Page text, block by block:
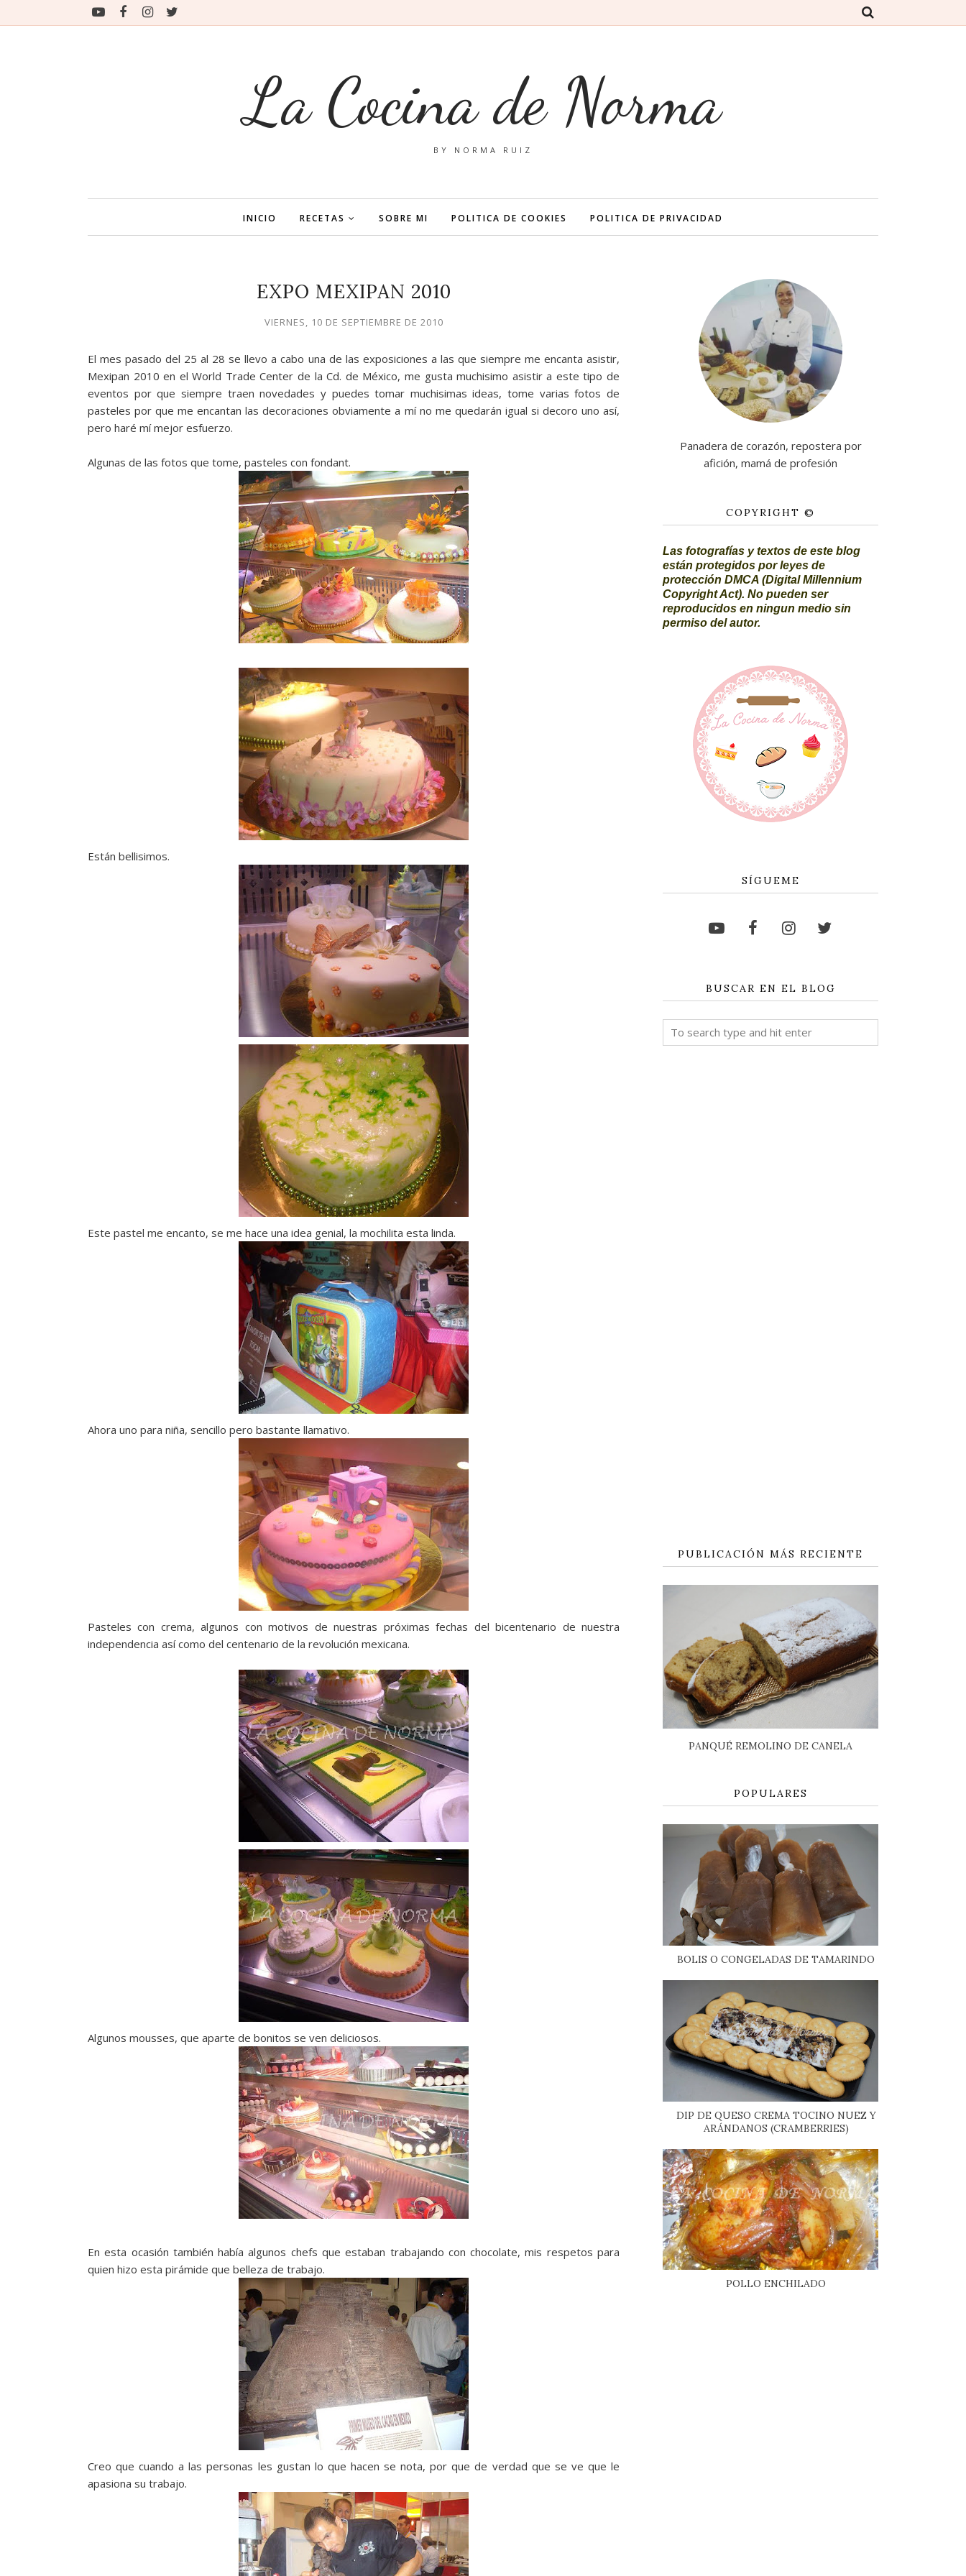
La Cocina de Norma
BY NORMA RUIZ
INICIO RECETAS SOBRE MI POLITICA DE COOKIES POLITICA DE PRIVACIDAD
EXPO MEXIPAN 2010
VIERNES, 10 DE SEPTIEMBRE DE 2010
El mes pasado del 25 al 28 se llevo a cabo una de las exposiciones a las que siempre me encanta asistir,
Mexipan 2010 en el World Trade Center de la Cd. de México, me gusta muchisimo asistir a este tipo de
eventos por que siempre traen novedades y puedes tomar muchisimas ideas, tome varias fotos de
pasteles por que me encantan las decoraciones obviamente a mí no me quedarán igual si decoro uno así,
pero haré mí mejor esfuerzo.
Algunas de las fotos que tome, pasteles con fondant.
Están bellisimos.
Este pastel me encanto, se me hace una idea genial, la mochilita esta linda.
Ahora uno para niña, sencillo pero bastante llamativo.
Pasteles con crema, algunos con motivos de nuestras próximas fechas del bicentenario de nuestra
independencia así como del centenario de la revolución mexicana.
Algunos mousses, que aparte de bonitos se ven deliciosos.
En esta ocasión también había algunos chefs que estaban trabajando con chocolate, mis respetos para
quien hizo esta pirámide que belleza de trabajo.
Creo que cuando a las personas les gustan lo que hacen se nota, por que de verdad que se ve que le
apasiona su trabajo.
Panadera de corazón, repostera por
afición, mamá de profesión
COPYRIGHT ©
Las fotografías y textos de este blog
están protegidos por leyes de
protección DMCA (Digital Millennium
Copyright Act). No pueden ser
reproducidos en ningun medio sin
permiso del autor.
SÍGUEME
BUSCAR EN EL BLOG
PUBLICACIÓN MÁS RECIENTE
PANQUÉ REMOLINO DE CANELA
POPULARES
BOLIS O CONGELADAS DE TAMARINDO
DIP DE QUESO CREMA TOCINO NUEZ Y
ARÁNDANOS (CRAMBERRIES)
POLLO ENCHILADO